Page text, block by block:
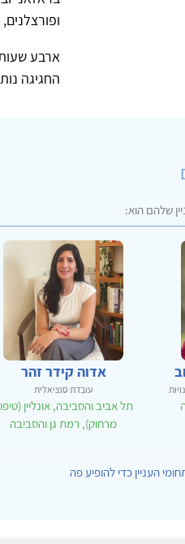
ארבע
החגיגה
שלהם הוא:
אדוה קידר זהר
עובדת סוציאלית
תל אביב והסביבה, אונליין
מרחוק), רמת גן והסביבה
העניין כדי להופיע פה